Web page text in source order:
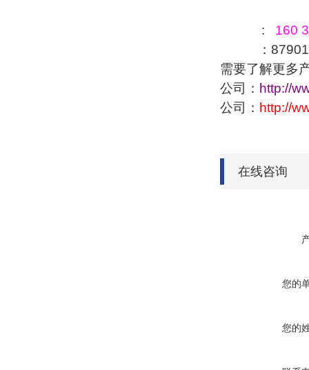
: 160
：
需要了解更多
公司： http://
公司： http://
在线咨询
您的
您的